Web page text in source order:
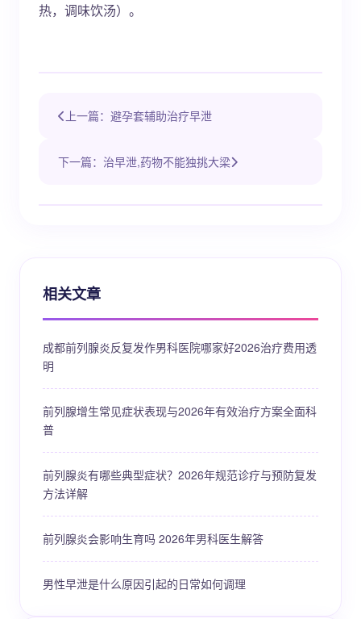
热，调味饮汤）。
上一篇：避孕套辅助治疗早泄
下一篇：治早泄,药物不能独挑大梁
相关文章
成都前列腺炎反复发作男科医院哪家好2026治疗费用透
明
前列腺增生常见症状表现与2026年有效治疗方案全面科
普
前列腺炎有哪些典型症状？2026年规范诊疗与预防复发
方法详解
前列腺炎会影响生育吗 2026年男科医生解答
男性早泄是什么原因引起的日常如何调理